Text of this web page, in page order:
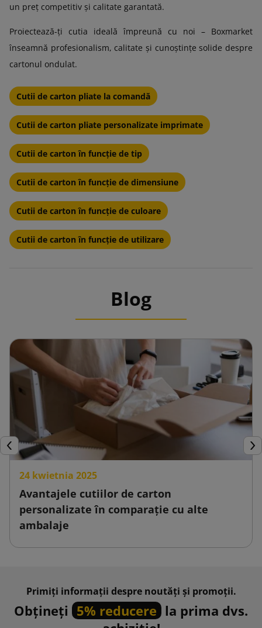
un preț competitiv și calitate garantată.
Proiectează-ți cutia ideală împreună cu noi – Boxmarket
înseamnă profesionalism, calitate și cunoștințe solide despre
cartonul ondulat.
Cutii de carton pliate la comandă
Cutii de carton pliate personalizate imprimate
Cutii de carton în funcție de tip
Cutii de carton în funcție de dimensiune
Cutii de carton în funcție de culoare
Cutii de carton în funcție de utilizare
Blog
Inapoi
24 kwietnia 2025
Avantajele cutiilor de carton
personalizate în comparație cu alte
ambalaje
Primiți informații despre noutăți și promoții.
Obțineți 5% reducere la prima dvs.